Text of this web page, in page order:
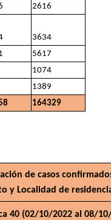
2616
3634
5617
1074
1389
164329
de casos
y Localidad de
40 (02/10/2022 al 08/